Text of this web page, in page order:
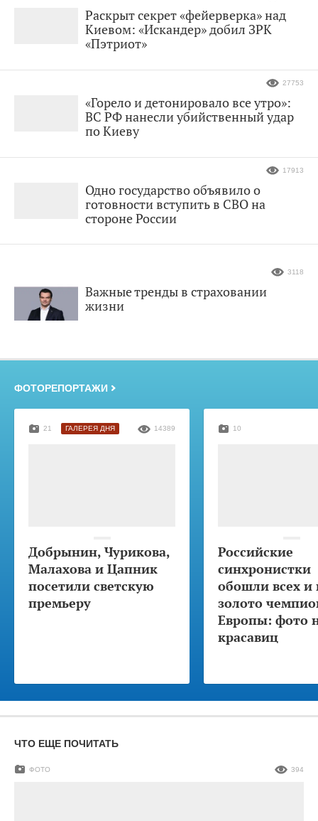
Раскрыт секрет «фейерверка» над
Киевом: «Искандер» добил ЗРК
«Пэтриот»
«Горело и детонировало все утро»:
ВС РФ нанесли убийственный удар
по Киеву
27753
Одно государство объявило о
готовности вступить в СВО на
стороне России
17913
Важные тренды в страховании
жизни
3118
ФОТОРЕПОРТАЖИ
Добрынин, Чурикова,
Малахова и Цапник
посетили светскую
премьеру
21 ГАЛЕРЕЯ ДНЯ 14389
Российские
синхронистки
обошли всех и
золото
Европы: фото
красавиц
10
ЧТО ЕЩЕ ПОЧИТАТЬ
ФОТО 394